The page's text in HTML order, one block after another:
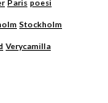
Paris poesi
Stockholm
Verycamilla